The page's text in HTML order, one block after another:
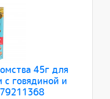
45г для
с говядиной и